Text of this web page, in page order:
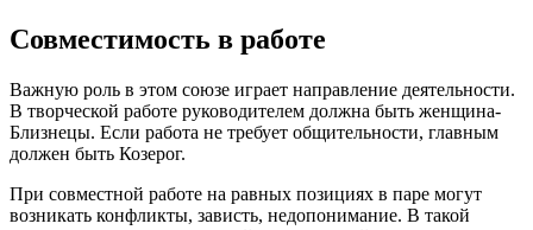
Совместимость в работе
Важную роль в этом союзе играет направление деятельности.
В творческой работе руководителем должна быть женщина-
Близнецы. Если работа не требует общительности, главным
должен быть Козерог.
При совместной работе на равных позициях в паре могут
возникать конфликты, зависть, недопонимание. В такой